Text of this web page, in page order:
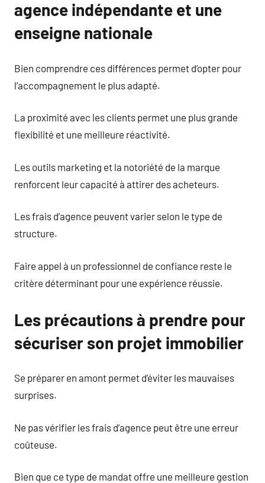
agence indépendante et une
enseigne nationale
Bien comprendre ces différences permet d’opter pour
l’accompagnement le plus adapté.
La proximité avec les clients permet une plus grande
flexibilité et une meilleure réactivité.
Les outils marketing et la notoriété de la marque
renforcent leur capacité à attirer des acheteurs.
Les frais d’agence peuvent varier selon le type de
structure.
Faire appel à un professionnel de confiance reste le
critère déterminant pour une expérience réussie.
Les précautions à prendre pour
sécuriser son projet immobilier
Se préparer en amont permet d’éviter les mauvaises
surprises.
Ne pas vérifier les frais d’agence peut être une erreur
coûteuse.
Bien que ce type de mandat offre une meilleure gestion